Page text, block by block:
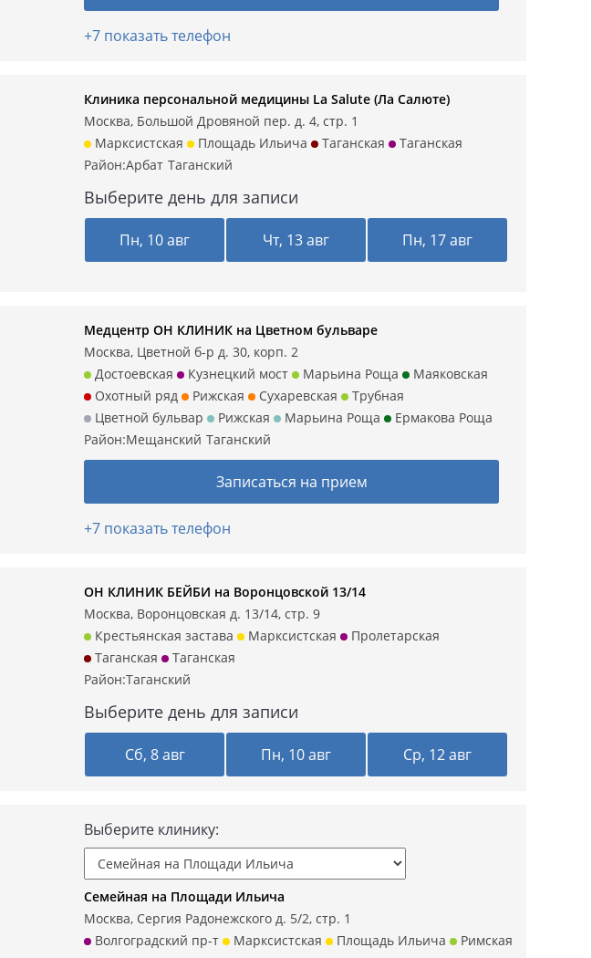
+7 показать телефон
Клиника персональной медицины La Salute (Ла Салюте)
Москва, Большой Дровяной пер. д. 4, стр. 1
Марксистская
Площадь Ильича Таганская
Таганская
Район:Арбат Таганский
Выберите день для записи
Пн, 10 авг Чт, 13 авг Пн, 17 авг
Медцентр ОН КЛИНИК на Цветном бульваре
Москва, Цветной б-р д. 30, корп. 2
Достоевская
Кузнецкий мост Марьина Роща
Маяковская
Охотный ряд
Рижская Сухаревская
Трубная
Цветной бульвар
Рижская Марьина Роща
Ермакова Роща
Район:Мещанский Таганский
Записаться на прием
+7 показать телефон
ОН КЛИНИК БЕЙБИ на Воронцовской 13/14
Москва, Воронцовская д. 13/14, стр. 9
Крестьянская застава
Марксистская
Пролетарская
Таганская
Таганская
Район:Таганский
Выберите день для записи
Сб, 8 авг Пн, 10 авг Ср, 12 авг
Выберите клинику:
Семейная на Площади Ильича
Москва, Сергия Радонежского д. 5/2, стр. 1
Волгоградский пр-т
Марксистская Площадь Ильича
Римская